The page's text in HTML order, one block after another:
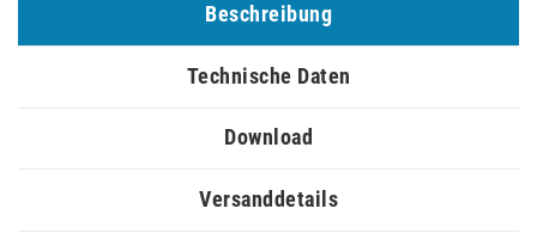
Beschreibung
Technische Daten
Download
Versanddetails